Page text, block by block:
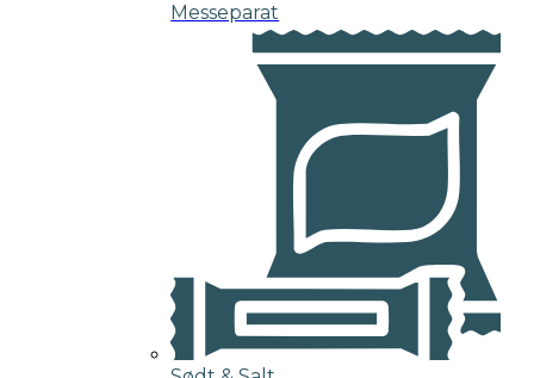
Messeparat